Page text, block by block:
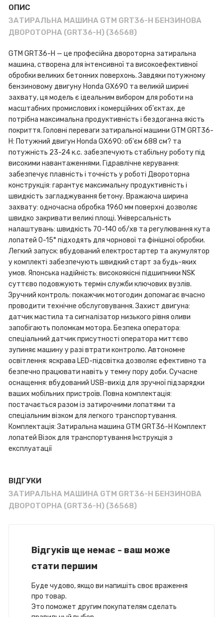
ОПИС
ЗАТИРАЛЬНА МАШИНА GTM GRT36-H БЕНЗИНОВА
ДВОРОТОРНА (GRT36-H) (36568)
GTM GRT36-H — це професійна двороторна затиральна
машина, створена для інтенсивної та високоефективної
обробки великих бетонних поверхонь. Завдяки потужному
бензиновому двигуну Honda GX690 та великій ширині
захвату, ця модель є ідеальним вибором для роботи на
масштабних промислових і комерційних об’єктах, де
потрібна максимальна продуктивність і бездоганна якість
покриття. Головні переваги затиральної машини GTM GRT36-
H: Потужний двигун Honda GX690: об'єм 688 см? та
потужність 23-24 к.с. забезпечують стабільну роботу під
високими навантаженнями. Гідравлічне керування:
забезпечує плавність і точність у роботі Двороторна
конструкція: гарантує максимальну продуктивність і
швидкість загладжування бетону. Вражаюча ширина
захвату: одночасна обробка 1960 мм поверхні дозволяє
швидко закривати великі площі. Універсальність
налаштувань: швидкість 70-140 об/хв та регулювання кута
лопатей 0-15° підходять для чорнової та фінішної обробки.
Легкий запуск: вбудований електростартер та акумулятор
у комплекті забезпечують швидкий старт за будь-яких
умов. Японська надійність: високоякісні підшипники NSK
суттєво подовжують термін служби ключових вузлів.
Зручний контроль: покажчик мотогодин допомагає вчасно
проводити технічне обслуговування. Захист двигуна:
датчик мастила та сигналізатор низького рівня оливи
запобігають поломкам мотора. Безпека оператора:
спеціальний датчик присутності оператора миттєво
зупиняє машину у разі втрати контролю. Автономне
освітлення: яскрава LED-підсвітка дозволяє ефективно та
безпечно працювати навіть у темну пору доби. Сучасне
оснащення: вбудований USB-вихід для зручної підзарядки
ваших мобільних пристроїв. Повна комплектація:
постачається разом із затирочними лопатями та
спеціальним візком для легкого транспортування.
Комплектація: Затиральна машина GTM GRT36-H Комплект
лопатей Візок для транспортування Інструкція з
експлуатації
ВІДГУКИ
ЗАТИРАЛЬНА МАШИНА GTM GRT36-H БЕНЗИНОВА
ДВОРОТОРНА (GRT36-H) (36568)
Відгуків ще немає - ваш може
стати першим
Буде чудово, якщо ви напишіть своє враження
про товар.
Это поможет другим покупателям сделать